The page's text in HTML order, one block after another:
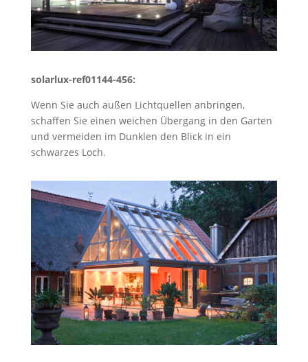
solarlux-ref01144-456:
Wenn Sie auch außen Lichtquellen anbringen,
schaffen Sie einen weichen Übergang in den Garten
und vermeiden im Dunklen den Blick in ein
schwarzes Loch.